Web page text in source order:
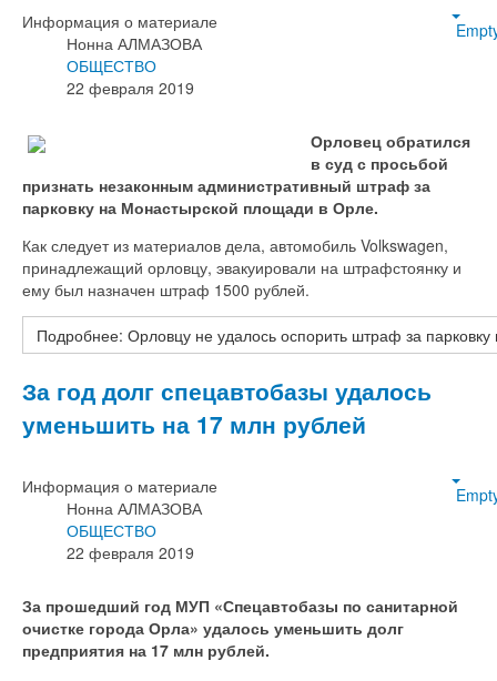
Информация о материале
Нонна АЛМАЗОВА
ОБЩЕСТВО
22 февраля 2019
Орловец обратился
в суд с просьбой
признать незаконным административный штраф за
парковку на Монастырской площади в Орле.
Как следует из материалов дела, автомобиль Volkswagen,
принадлежащий орловцу, эвакуировали на штрафстоянку и
ему был назначен штраф 1500 рублей.
Подробнее: Орловцу не удалось оспорить штраф за
За год долг спецавтобазы удалось
уменьшить на 17 млн рублей
Информация о материале
Нонна АЛМАЗОВА
ОБЩЕСТВО
22 февраля 2019
За прошедший год МУП «Спецавтобазы по санитарной
очистке города Орла» удалось уменьшить долг
предприятия на 17 млн рублей.